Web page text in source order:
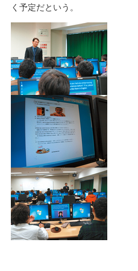
く予定だという。